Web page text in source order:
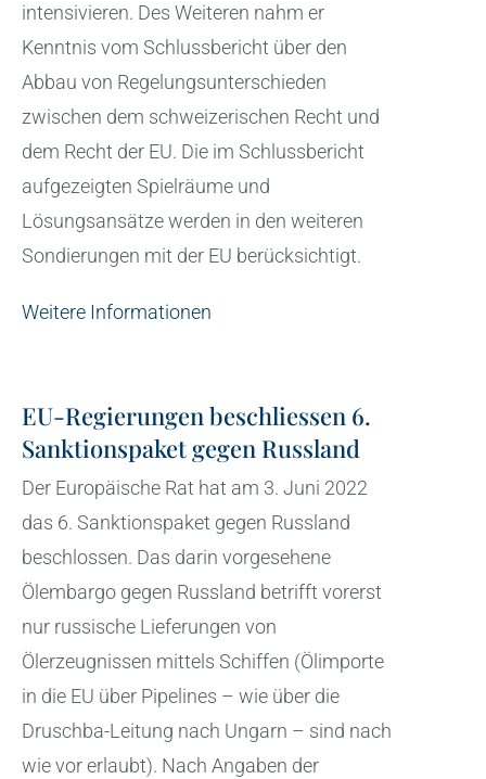
intensivieren. Des Weiteren nahm er
Kenntnis vom Schlussbericht über den
Abbau von Regelungsunterschieden
zwischen dem schweizerischen Recht und
dem Recht der EU. Die im Schlussbericht
aufgezeigten Spielräume und
Lösungsansätze werden in den weiteren
Sondierungen mit der EU berücksichtigt.
Weitere Informationen
EU-Regierungen beschliessen 6.
Sanktionspaket gegen Russland
Der Europäische Rat hat am 3. Juni 2022
das 6. Sanktionspaket gegen Russland
beschlossen. Das darin vorgesehene
Ölembargo gegen Russland betrifft vorerst
nur russische Lieferungen von
Ölerzeugnissen mittels Schiffen (Ölimporte
in die EU über Pipelines – wie über die
Druschba-Leitung nach Ungarn – sind nach
wie vor erlaubt). Nach Angaben der